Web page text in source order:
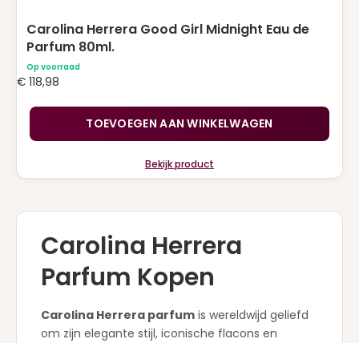
Carolina Herrera Good Girl Midnight Eau de
Parfum 80ml.
Op voorraad
€ 118,98
TOEVOEGEN AAN WINKELWAGEN
Bekijk product
Carolina Herrera
Parfum Kopen
Carolina Herrera parfum is wereldwijd geliefd
om zijn elegante stijl, iconische flacons en